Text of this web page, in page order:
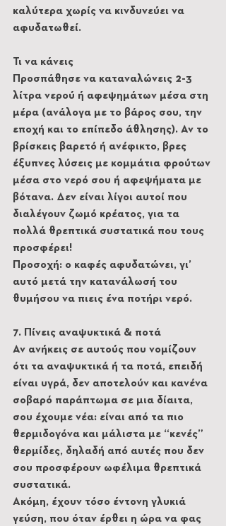
καλύτερα χωρίς να κινδυνεύει να
αφυδατωθεί.
Τι να κάνεις
Προσπάθησε να καταναλώνεις 2-3
λίτρα νερού ή αφεψημάτων μέσα στη
μέρα (ανάλογα με το βάρος σου, την
εποχή και το επίπεδο άθλησης). Αν το
βρίσκεις βαρετό ή ανέφικτο, βρες
έξυπνες λύσεις με κομμάτια φρούτων
μέσα στο νερό σου ή αφεψήματα με
βότανα. Δεν είναι λίγοι αυτοί που
διαλέγουν ζωμό κρέατος, για τα
πολλά θρεπτικά συστατικά που τους
προσφέρει!
Προσοχή: ο καφές αφυδατώνει, γι’
αυτό μετά την κατανάλωσή του
θυμήσου να πιεις ένα ποτήρι νερό.
7. Πίνεις αναψυκτικά & ποτά
Αν ανήκεις σε αυτούς που νομίζουν
ότι τα αναψυκτικά ή τα ποτά, επειδή
είναι υγρά, δεν αποτελούν και κανένα
σοβαρό παράπτωμα σε μια δίαιτα,
σου έχουμε νέα: είναι από τα πιο
θερμιδογόνα και μάλιστα με “κενές”
θερμίδες, δηλαδή από αυτές που δεν
σου προσφέρουν ωφέλιμα θρεπτικά
συστατικά.
Ακόμη, έχουν τόσο έντονη γλυκιά
γεύση, που όταν έρθει η ώρα να φας